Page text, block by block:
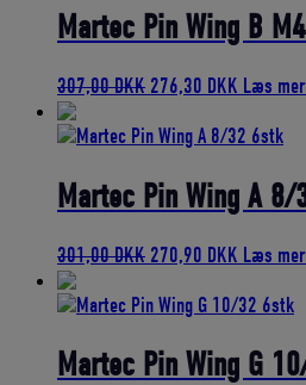
307,00 DKK.276,30
Martec Pin Wing B
307,00DKK Den
pris
307,00 DKK.
276,30 DKK Den
pris
276,30
Læs
Martec Pin Wing A
301,00DKK Den
pris
301,00 DKK.
270,90 DKK Den
pris
270,90
Læs
Martec Pin Wing G